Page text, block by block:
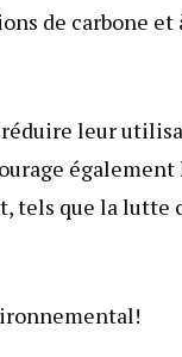
de carbone et
réduire leur
également
tels que la